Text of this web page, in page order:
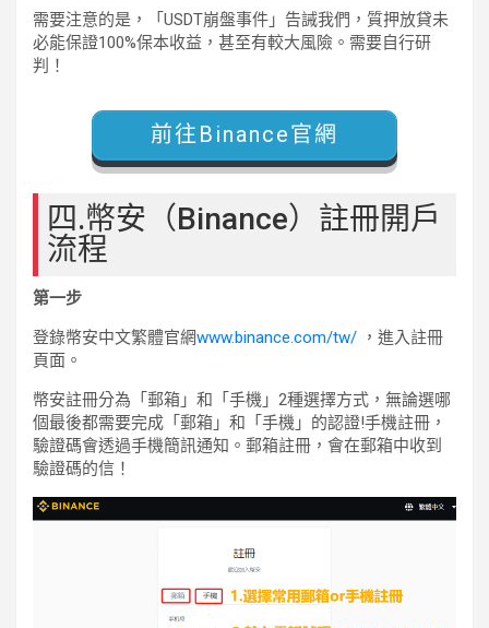
需要注意的是，「USDT崩盤事件」告誡我們，質押放貸未
必能保證100%保本收益，甚至有較大風險。需要自行研
判！
前往Binance官網
四.幣安（Binance）註冊開戶
流程
第一步
登錄幣安中文繁體官網www.binance.com/tw/ ，進入註冊
頁面。
幣安註冊分為「郵箱」和「手機」2種選擇方式，無論選哪
個最後都需要完成「郵箱」和「手機」的認證!手機註冊，
驗證碼會透過手機簡訊通知。郵箱註冊，會在郵箱中收到
驗證碼的信！